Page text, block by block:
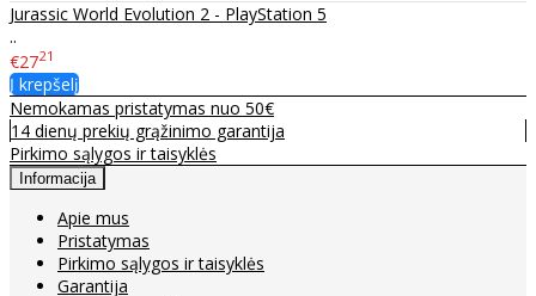
Jurassic World Evolution 2 - PlayStation 5
..
€2721
Į krepšelį
Nemokamas pristatymas nuo 50€
14 dienų prekių grąžinimo garantija
Pirkimo sąlygos ir taisyklės
Informacija
Apie mus
Pristatymas
Pirkimo sąlygos ir taisyklės
Garantija